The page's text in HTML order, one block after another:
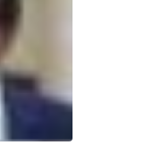
um
motivou
agente.